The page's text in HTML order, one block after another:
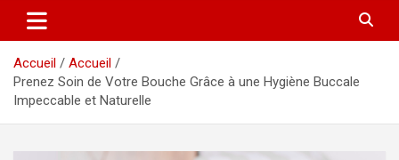
Accueil
Accueil
Prenez Soin de Votre Bouche Grâce à une Hygiène Buccale
Impeccable et Naturelle